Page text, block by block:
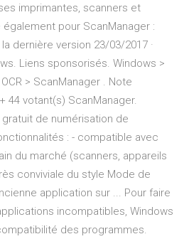
imprimantes, scanners et
pour ScanManager :
dernière version 23/03/2017 ·
Liens sponsorisés. Windows >
> ScanManager . Note
44 votant(s) ScanManager.
de numérisation de
: - compatible avec
du marché (scanners, appareils
conviviale du style Mode de
application sur ... Pour faire
incompatibles, Windows
des programmes.